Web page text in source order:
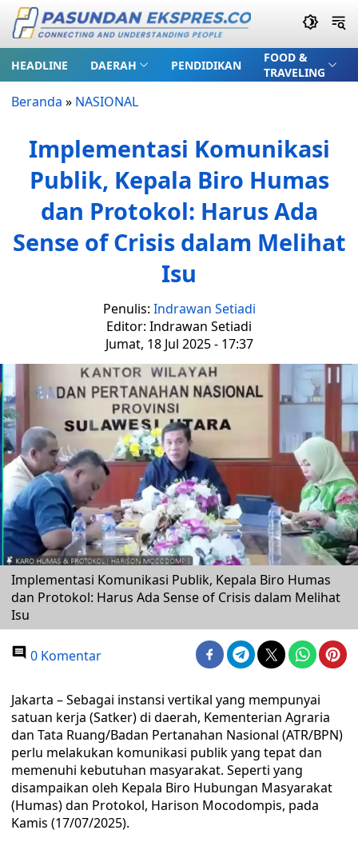
HEADLINE DAERAH PENDIDIKAN
FOOD &
TRAVELING
Beranda » NASIONAL
Implementasi Komunikasi
Publik, Kepala Biro Humas
dan Protokol: Harus Ada
Sense of Crisis dalam Melihat
Isu
Penulis: Indrawan Setiadi
Editor: Indrawan Setiadi
Jumat, 18 Jul 2025 - 17:37
Implementasi Komunikasi Publik, Kepala Biro Humas
dan Protokol: Harus Ada Sense of Crisis dalam Melihat
Isu
0 Komentar
Jakarta – Sebagai instansi vertikal yang mempunyai
satuan kerja (Satker) di daerah, Kementerian Agraria
dan Tata Ruang/Badan Pertanahan Nasional (ATR/BPN)
perlu melakukan komunikasi publik yang tepat dan
memenuhi kebutuhan masyarakat. Seperti yang
disampaikan oleh Kepala Biro Hubungan Masyarakat
(Humas) dan Protokol, Harison Mocodompis, pada
Kamis (17/07/2025).